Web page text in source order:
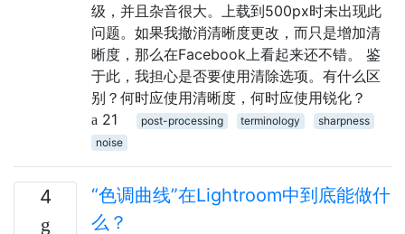
级，并且杂音很大。上载到500px时未出现此
问题。如果我撤消清晰度更改，而只是增加清
晰度，那么在Facebook上看起来还不错。 鉴
于此，我担心是否要使用清除选项。有什么区
别？何时应使用清晰度，何时应使用锐化？
21
post-processing terminology
sharpness
noise
4
“色调曲线”在Lightroom中到底能做什
么？